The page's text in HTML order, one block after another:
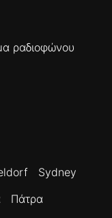
ραδιοφώνου
Sydney
Πάτρα